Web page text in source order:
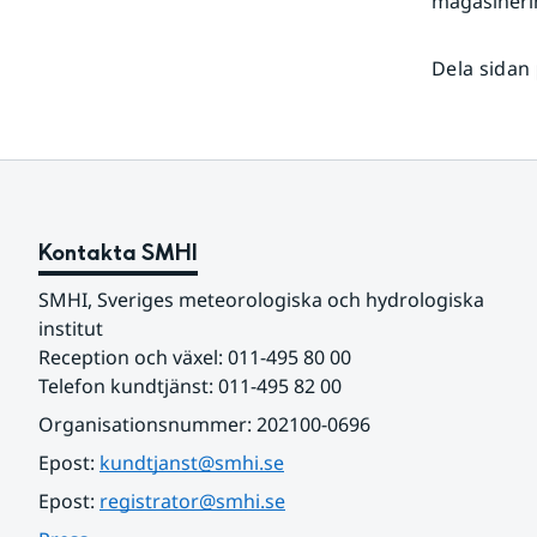
Dela sidan
Kontakta SMHI
SMHI, Sveriges meteorologiska och hydrologiska
institut
Reception och växel: 011-495 80 00
Telefon kundtjänst: 011-495 82 00
Organisationsnummer: 202100-0696
Epost: kundtjanst@smhi.se
Epost: registrator@smhi.se